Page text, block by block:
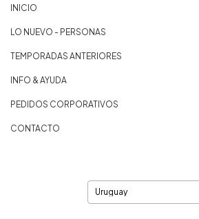
INICIO
LO NUEVO - PERSONAS
TEMPORADAS ANTERIORES
INFO & AYUDA
PEDIDOS CORPORATIVOS
CONTACTO